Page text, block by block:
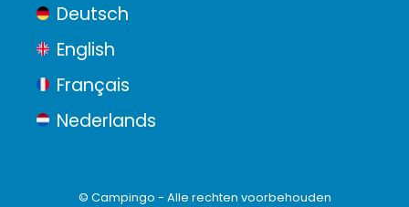
Deutsch
English
Français
Nederlands
© Campingo - Alle rechten voorbehouden